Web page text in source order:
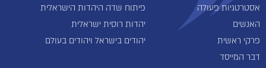
אסטרטגיות פעולה
האנשים
פרקי ראשית
דבר המייסד
פיתוח שדה היהדות הישראלית
יהדות רוסית ישראלית
יהודים בישראל ויהודים בעולם